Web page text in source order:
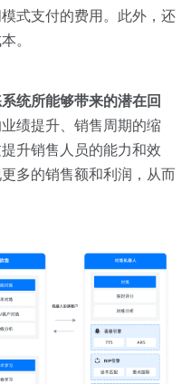
式支付的费用。此外，还
。
系统所能够带来的潜在回
绩提升、销售周期的缩
升销售人员的能力和效
多的销售额和利润，从而